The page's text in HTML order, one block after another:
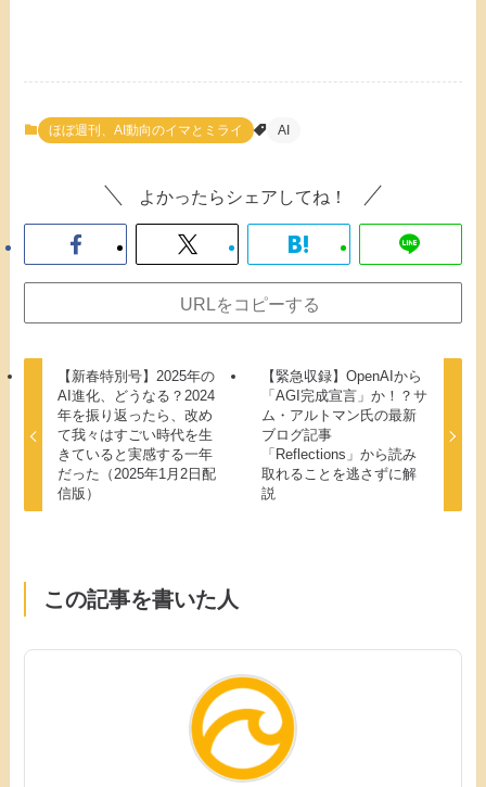
ほぼ週刊、AI動向のイマとミライ AI
よかったらシェアしてね！
URLをコピーする
【新春特別号】2025年の
AI進化、どうなる？2024
年を振り返ったら、改め
て我々はすごい時代を生
きていると実感する一年
だった（2025年1月2日配
信版）
【緊急収録】OpenAIから
「AGI完成宣言」か！？サ
ム・アルトマン氏の最新
ブログ記事
「Reflections」から読み
取れることを逃さずに解
説
この記事を書いた人